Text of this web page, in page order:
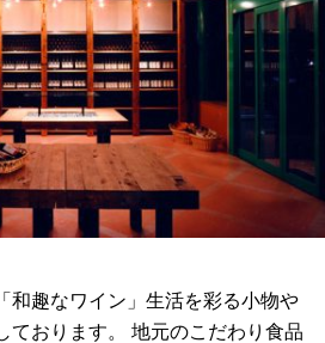
和趣なワイン」生活を彩る小物や
ております。 地元のこだわり食品